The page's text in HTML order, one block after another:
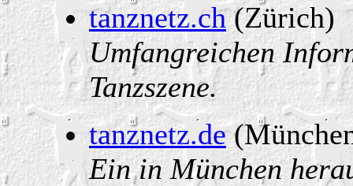
tanznetz.ch(Zürich)
Umfangreichen
Tanzszene.
tanznetz.de
Ein in München